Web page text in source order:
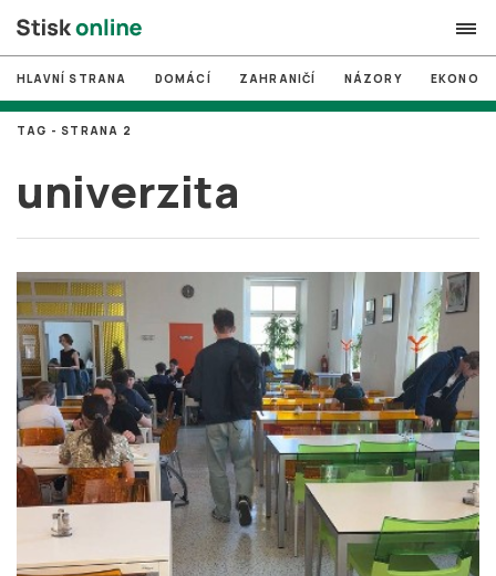
search
# MUNI
# Brno
# volby
login PŘIHLÁSIT SE
Zapomněli jste heslo?
Založit nový účet
HLAVNÍ STRANA DOMÁCÍ ZAHRANIČÍ NÁZORY
univerzita
TAG - STRANA 2